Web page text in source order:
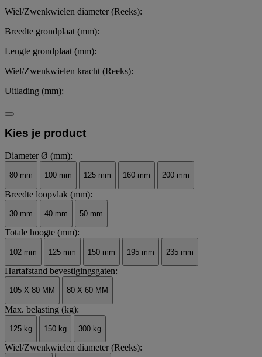
Wiel/Zwenkwielen diameter (Reeks):
Breedte grondplaat (mm):
Lengte grondplaat (mm):
Wiel/Zwenkwielen kracht (Reeks):
Uitlading (mm):
Kies je product
Diameter Ø (mm):
80 mm 100 mm 125 mm 160 mm 200 mm
Breedte loopvlak (mm):
30 mm 40 mm 50 mm
Totale hoogte (mm):
102 mm 125 mm 150 mm 195 mm 235 mm
Hartafstand bevestigingsgaten:
105 X 80 MM 80 X 60 MM
Max. belasting (kg):
125 kg 150 kg 300 kg
Wiel/Zwenkwielen diameter (Reeks):